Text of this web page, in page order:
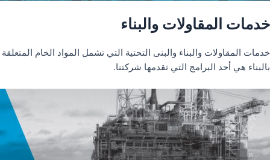
خدمات المقاولات والبناء
خدمات المقاولات والبناء والبنى التحتية التي تشمل المواد الخام المتعلقة
بالبناء هي أحد البرامج التي تقدمها شركتنا.